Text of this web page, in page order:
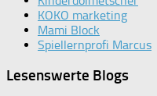
KOKO marketing
Mami Block
Spiellernprofi Marcus
Lesenswerte Blogs